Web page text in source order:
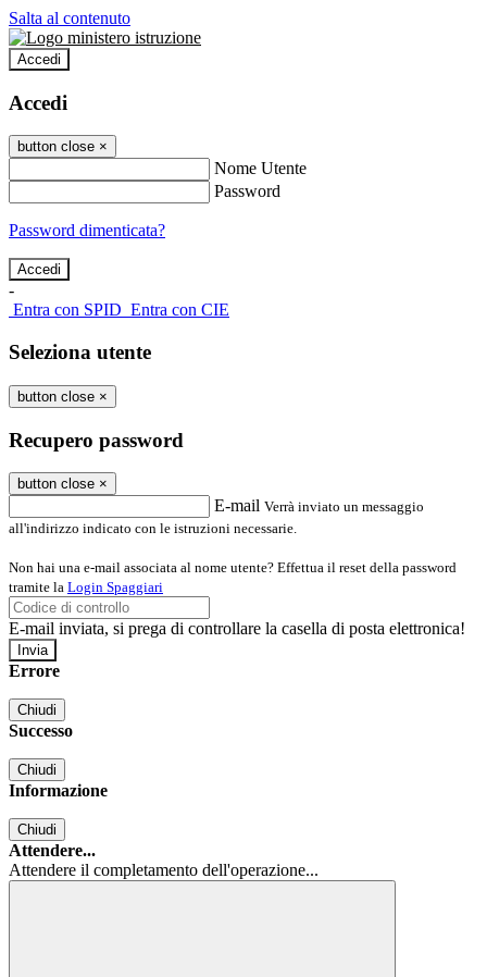
Salta al contenuto
Accedi
Accedi
button close ×
Nome Utente
Password
Password dimenticata?
-
Entra con SPID Entra con CIE
Seleziona utente
button close ×
Recupero password
button close ×
E-mail Verrà inviato un messaggio
all'indirizzo indicato con le istruzioni necessarie.
Non hai una e-mail associata al nome utente? Effettua il reset della password
tramite la Login Spaggiari
E-mail inviata, si prega di controllare la casella di posta elettronica!
Errore
Chiudi
Successo
Chiudi
Informazione
Chiudi
Attendere...
Attendere il completamento dell'operazione...